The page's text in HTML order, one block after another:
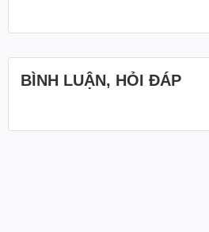
BÌNH LUẬN, HỎI ĐÁP